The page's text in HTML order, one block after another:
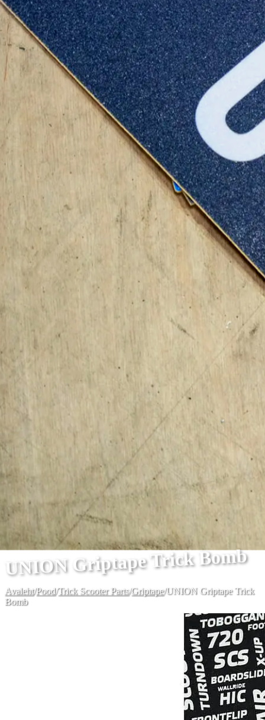
UNION Griptape Trick Bomb
Avaleht/Pood/Trick Scooter Parts/Griptape/UNION Griptape Trick
Bomb